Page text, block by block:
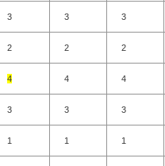
3 3 3
2 2 2
4 4 4
3 3 3
1 1 1